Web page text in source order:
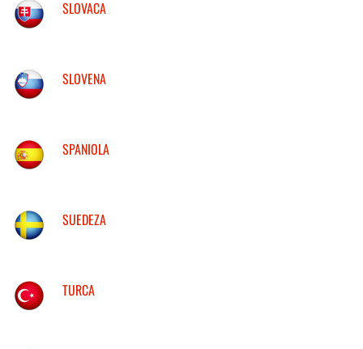
SLOVACA
SLOVENA
SPANIOLA
SUEDEZA
TURCA